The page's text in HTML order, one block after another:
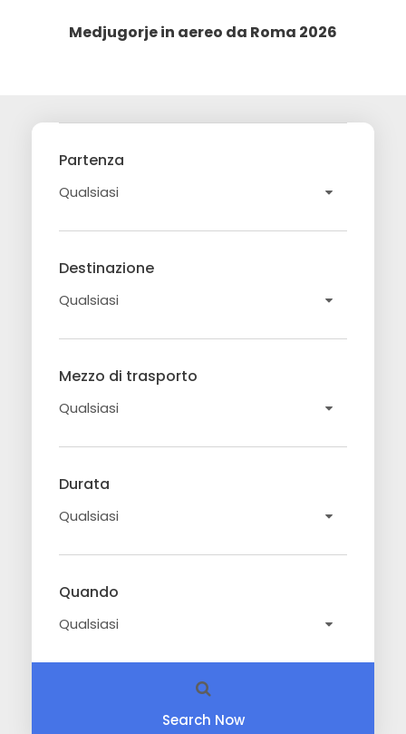
Medjugorje in aereo da Roma 2026
Partenza
Destinazione
Mezzo di trasporto
Durata
Quando
Search Now